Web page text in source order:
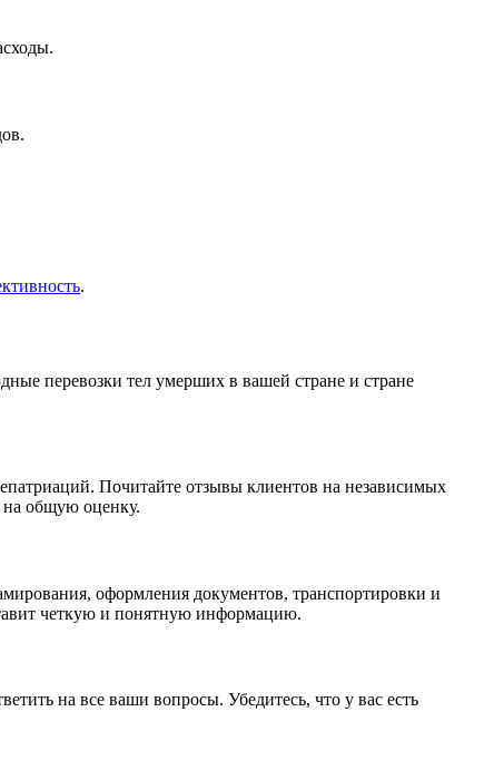
.
перевозки тел умерших в вашей стране и стране
Почитайте отзывы клиентов на независимых
на общую оценку.
оформления документов, транспортировки и
четкую и понятную информацию.
на все ваши вопросы. Убедитесь, что у вас есть